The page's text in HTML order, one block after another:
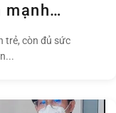
mạnh
tuổi”
trẻ, còn đủ sức